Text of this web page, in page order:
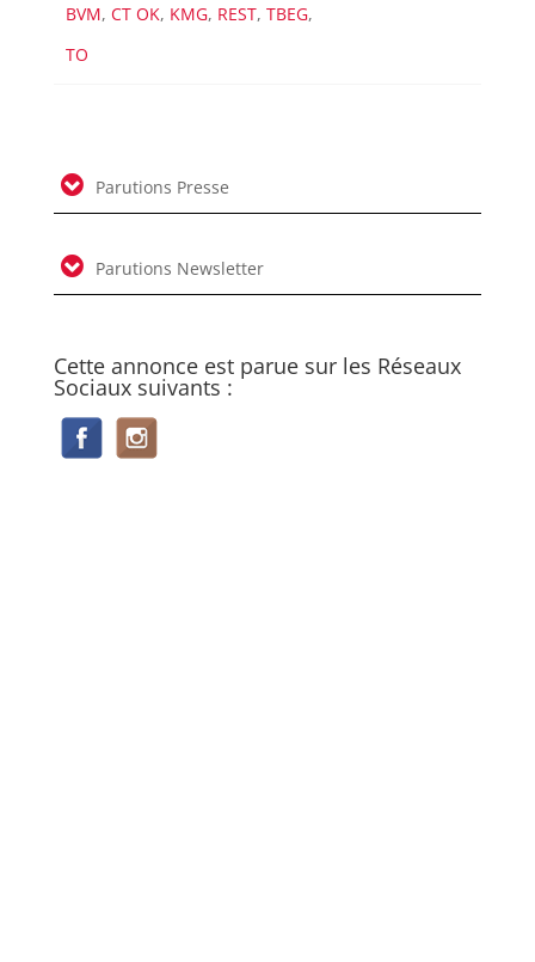
BVM,CT OK, KMG, REST,TBEG,
TO
Parutions Presse
Parutions Newsletter
Cette annonce est parue sur les Réseaux
Sociaux suivants :